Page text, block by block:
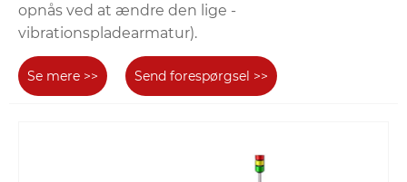
opnås ved at ændre den lige -
vibrationspladearmatur).
Se mere >> Send forespørgsel >>